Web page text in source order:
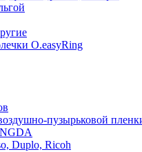
O.easyRing
пузырьковой
Duplo, Ricoh